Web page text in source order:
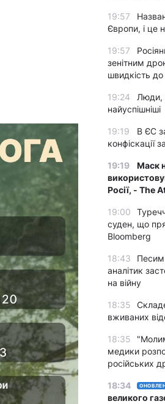
19:57
Європи, і це
19:57
зенітним
швидкість
19:24
Люди,
найуспішніші
19:19
В ЄС
конфіскації
19:19
Маск
Росії, - The
19:00
суден, що
Bloomberg
18:43
аналітик
на війну
18:35
вживаних
18:35
медики
російських
18:34
великого